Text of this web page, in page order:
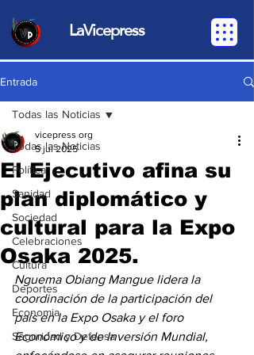
LaVicepress
Entrada
Todas las Noticias
Política
Sanidad
Sociedad
Celebraciones
Cultura
Deportes
Economia
Seguridad y Defensa
Todas las Noticias
El Ejecutivo afina su
plan diplomático y
cultural para la Expo
Osaka 2025.
vicepress org
5 jul 2025
Nguema Obiang Mangue lidera la
coordinación de la participación del
país en la Expo Osaka y el foro
Económico y de Inversión Mundial,